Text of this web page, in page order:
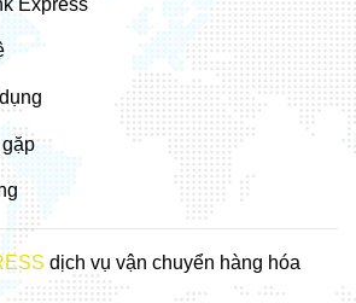
dịch vụ vận chuyển hàng hóa